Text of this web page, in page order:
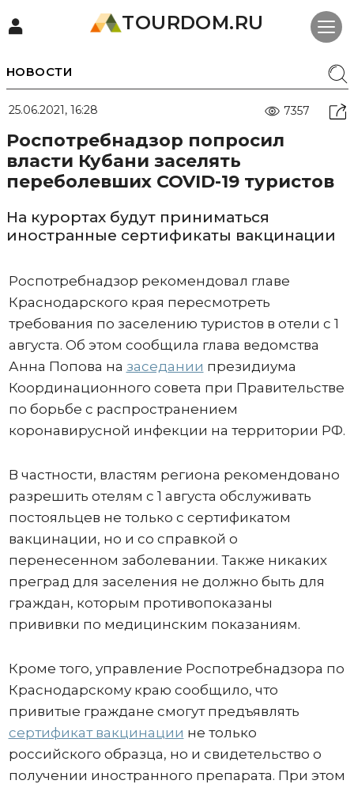
TOURDOM.RU
НОВОСТИ
25.06.2021, 16:28 7357
Роспотребнадзор попросил
власти Кубани заселять
переболевших COVID-19 туристов
На курортах будут приниматься
иностранные сертификаты вакцинации
Роспотребнадзор рекомендовал главе
Краснодарского края пересмотреть
требования по заселению туристов в отели с 1
августа. Об этом сообщила глава ведомства
Анна Попова на заседании президиума
Координационного совета при Правительстве
по борьбе с распространением
коронавирусной инфекции на территории РФ.
В частности, властям региона рекомендовано
разрешить отелям с 1 августа обслуживать
постояльцев не только с сертификатом
вакцинации, но и со справкой о
перенесенном заболевании. Также никаких
преград для заселения не должно быть для
граждан, которым противопоказаны
прививки по медицинским показаниям.
Кроме того, управление Роспотребнадзора по
Краснодарскому краю сообщило, что
привитые граждане смогут предъявлять
сертификат вакцинации не только
российского образца, но и свидетельство о
получении иностранного препарата. При этом